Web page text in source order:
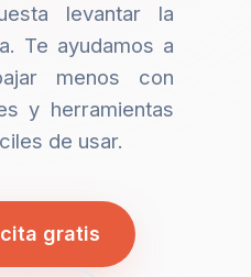
levantar la
Te ayudamos a
menos con
y herramientas
de usar.
gratis